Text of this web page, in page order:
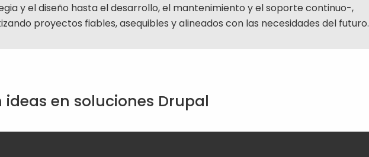
y el diseño hasta el desarrollo, el mantenimiento y el soporte continuo-,
proyectos fiables, asequibles y alineados con las necesidades del futuro.
en soluciones Drupal